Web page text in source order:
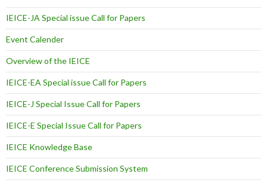
IEICE-JA Special issue Call for Papers
Event Calender
Overview of the IEICE
IEICE-EA Special issue Call for Papers
IEICE-J Special Issue Call for Papers
IEICE-E Special Issue Call for Papers
IEICE Knowledge Base
IEICE Conference Submission System